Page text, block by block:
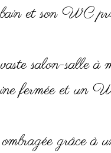
bain et son WC
salon-salle à
fermée et un
grâce à